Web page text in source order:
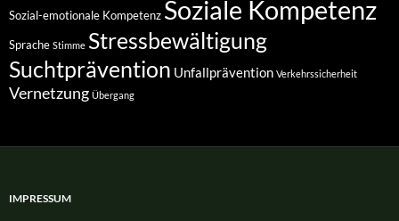
Sozial-emotionale Kompetenz Soziale Kompetenz
Sprache Stimme Stressbewältigung
Suchtprävention Unfallprävention Verkehrssicherheit
Vernetzung Übergang
IMPRESSUM